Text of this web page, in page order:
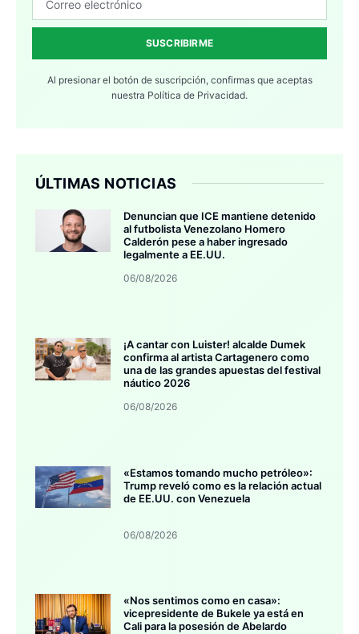
SUSCRIBIRME
Al presionar el botón de suscripción, confirmas que aceptas
nuestra Política de Privacidad.
ÚLTIMAS NOTICIAS
Denuncian que ICE mantiene detenido
al futbolista Venezolano Homero
Calderón pese a haber ingresado
legalmente a EE.UU.
06/08/2026
¡A cantar con Luister! alcalde Dumek
confirma al artista Cartagenero como
una de las grandes apuestas del festival
náutico 2026
06/08/2026
«Estamos tomando mucho petróleo»:
Trump reveló como es la relación actual
de EE.UU. con Venezuela
06/08/2026
«Nos sentimos como en casa»:
vicepresidente de Bukele ya está en
Cali para la posesión de Abelardo